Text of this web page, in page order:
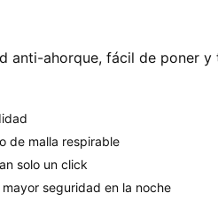
anti-ahorque, fácil de poner y
de malla respirable
solo un click
seguridad en la noche